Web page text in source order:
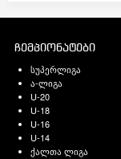
ჩემპიონატები
სუპერლიგა
ა-ლიგა
U-20
U-18
U-16
U-14
ქალთა ლიგა